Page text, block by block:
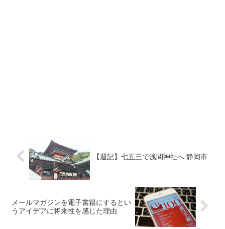
【週記】七五三で浅間神社へ 静岡市
メールマガジンを電子書籍にするとい
うアイデアに将来性を感じた理由